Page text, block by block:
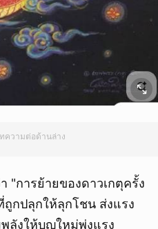
วามต่อด้านล่าง
"การย้ายของดาวเกตุครั้ง
ถูกปลุกให้ลุกโชน ส่งแรง
ลังให้บุญใหม่พุ่งแรง